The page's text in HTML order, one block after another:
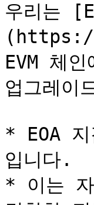
우리는
(https://
EVM 체
업그레이
* EOA
입니다.
* 이는